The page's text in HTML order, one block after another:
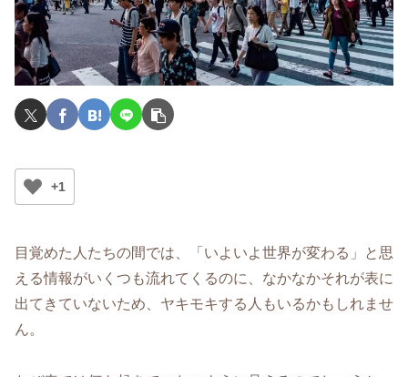
+1
目覚めた人たちの間では、「いよいよ世界が変わる」と思
える情報がいくつも流れてくるのに、なかなかそれが表に
出てきていないため、ヤキモキする人もいるかもしれませ
ん。